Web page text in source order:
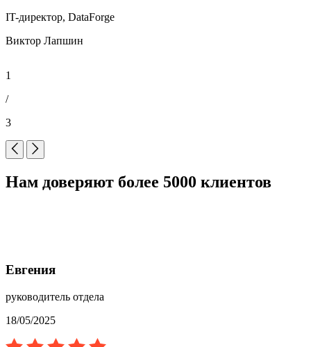
IT-директор, DataForge
Виктор Лапшин
1
/
3
Нам доверяют более 5000 клиентов
Евгения
руководитель отдела
18/05/2025